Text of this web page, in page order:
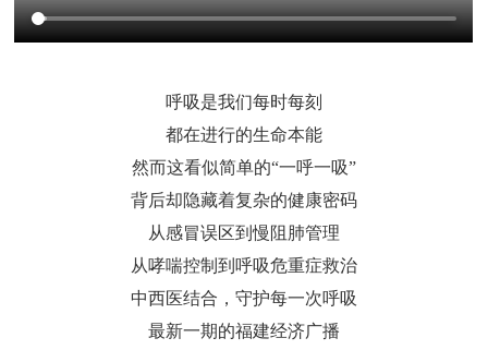
呼吸是我们每时每刻
都在进行的生命本能
然而这看似简单的“一呼一吸”
背后却隐藏着复杂的健康密码
从感冒误区到慢阻肺管理
从哮喘控制到呼吸危重症救治
中西医结合，守护每一次呼吸
最新一期的福建经济广播